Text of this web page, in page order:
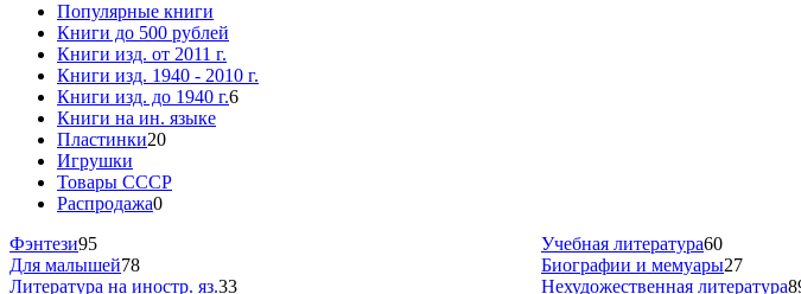
Популярные книги
Книги до 500 рублей
Книги изд. от 2011 г.
Книги изд. 1940 - 2010 г.
Книги изд. до 1940 г.6
Книги на ин. языке
Пластинки20
Игрушки
Товары СССР
Распродажа0
Фэнтези95
Для малышей78
Учебная литература60
Биографии и мемуары27
Литература на иностр. яз.33
Нехудожественная литература